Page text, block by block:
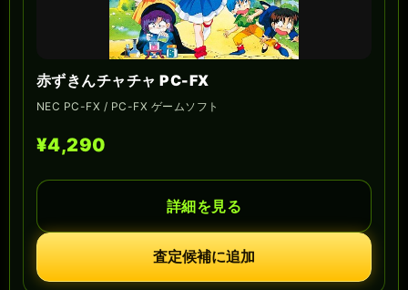
赤ずきんチャチャ PC-FX
NEC PC-FX / PC-FX ゲームソフト
¥4,290
詳細を見る
査定候補に追加